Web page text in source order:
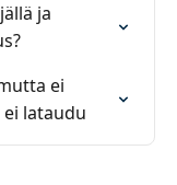
ja
ei
lataudu